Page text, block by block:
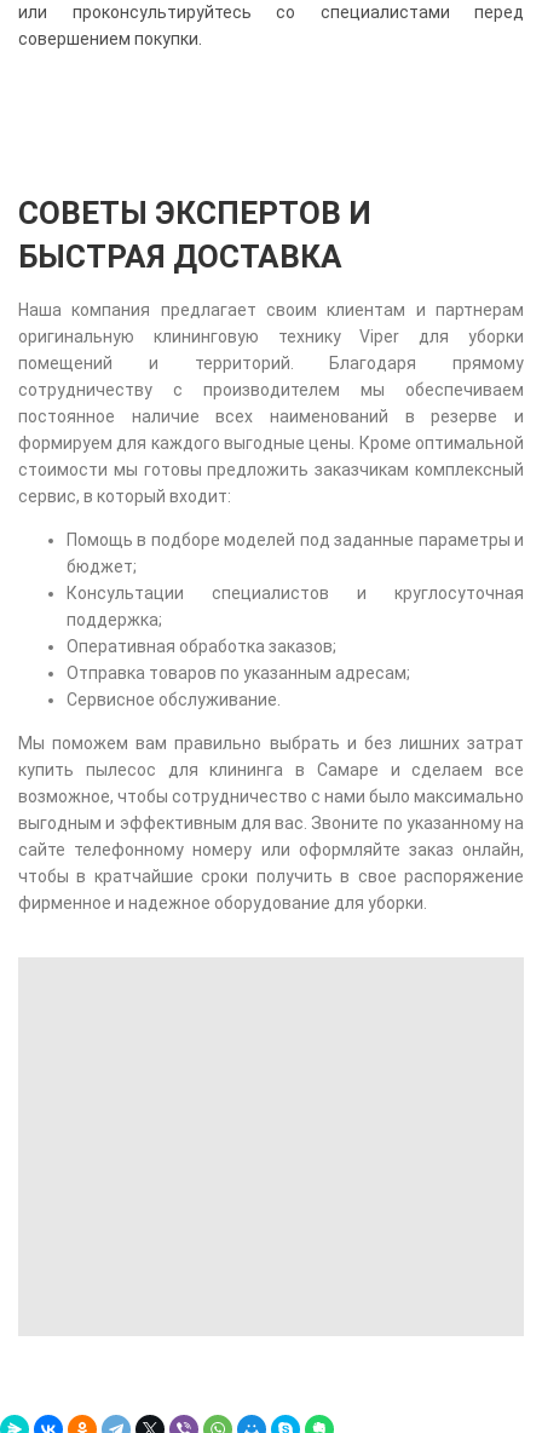
или проконсультируйтесь со специалистами перед
совершением покупки.
СОВЕТЫ ЭКСПЕРТОВ И
БЫСТРАЯ ДОСТАВКА
Наша компания предлагает своим клиентам и партнерам
оригинальную клининговую технику Viper для уборки
помещений и территорий. Благодаря прямому
сотрудничеству с производителем мы обеспечиваем
постоянное наличие всех наименований в резерве и
формируем для каждого выгодные цены. Кроме оптимальной
стоимости мы готовы предложить заказчикам комплексный
сервис, в который входит:
Помощь в подборе моделей под заданные параметры и
бюджет;
Консультации специалистов и круглосуточная
поддержка;
Оперативная обработка заказов;
Отправка товаров по указанным адресам;
Сервисное обслуживание.
Мы поможем вам правильно выбрать и без лишних затрат
купить пылесос для клининга в Самаре и сделаем все
возможное, чтобы сотрудничество с нами было максимально
выгодным и эффективным для вас. Звоните по указанному на
сайте телефонному номеру или оформляйте заказ онлайн,
чтобы в кратчайшие сроки получить в свое распоряжение
фирменное и надежное оборудование для уборки.